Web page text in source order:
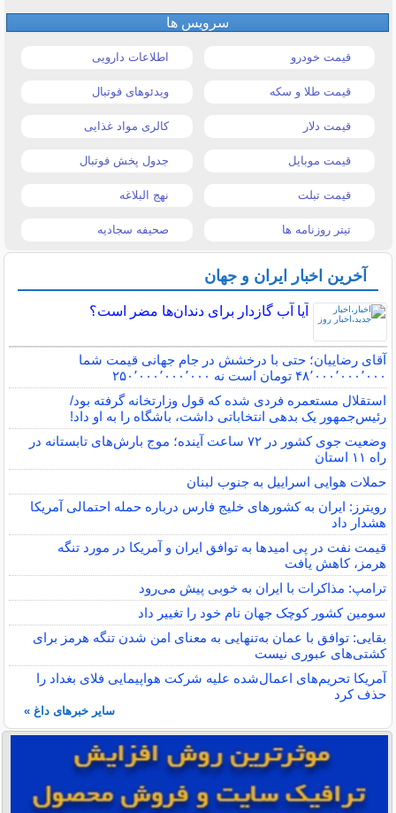
سرویس ها
قیمت خودرو اطلاعات دارویی
قیمت طلا و سکه ویدئوهای فوتبال
قیمت دلار کالری مواد غذایی
قیمت موبایل جدول پخش فوتبال
قیمت تبلت نهج البلاغه
تیتر روزنامه ها صحیفه سجادیه
آخرین اخبار ایران و جهان
آیا آب گازدار برای دندان‌ها مضر است؟
آقای رضاییان؛ حتی با درخشش در جام جهانی قیمت شما
۴۸٬۰۰۰٬۰۰۰٬۰۰۰ تومان است نه ۲۵۰٬۰۰۰٬۰۰۰٬۰۰۰
استقلال مستعمره فردی شده که قول وزارتخانه گرفته بود/
رئیس‌جمهور یک بدهی انتخاباتی داشت، باشگاه را به او داد!
وضعیت جوی کشور در ۷۲ ساعت آینده؛ موج بارش‌های تابستانه در
راه ۱۱ استان
حملات هوایی اسراییل به جنوب لبنان
رویترز: ایران به کشورهای خلیج فارس درباره حمله احتمالی آمریکا
هشدار داد
قیمت نفت در پی امیدها به توافق ایران و آمریکا در مورد تنگه
هرمز، کاهش یافت
ترامپ: مذاکرات با ایران به خوبی پیش می‌رود
سومین کشور کوچک جهان نام خود را تغییر داد
بقایی: توافق با عمان به‌تنهایی به معنای امن شدن تنگه هرمز برای
کشتی‌های عبوری نیست
آمریکا تحریم‌های اعمال‌شده علیه شرکت هواپیمایی فلای بغداد را
حذف کرد
سایر خبرهای داغ »